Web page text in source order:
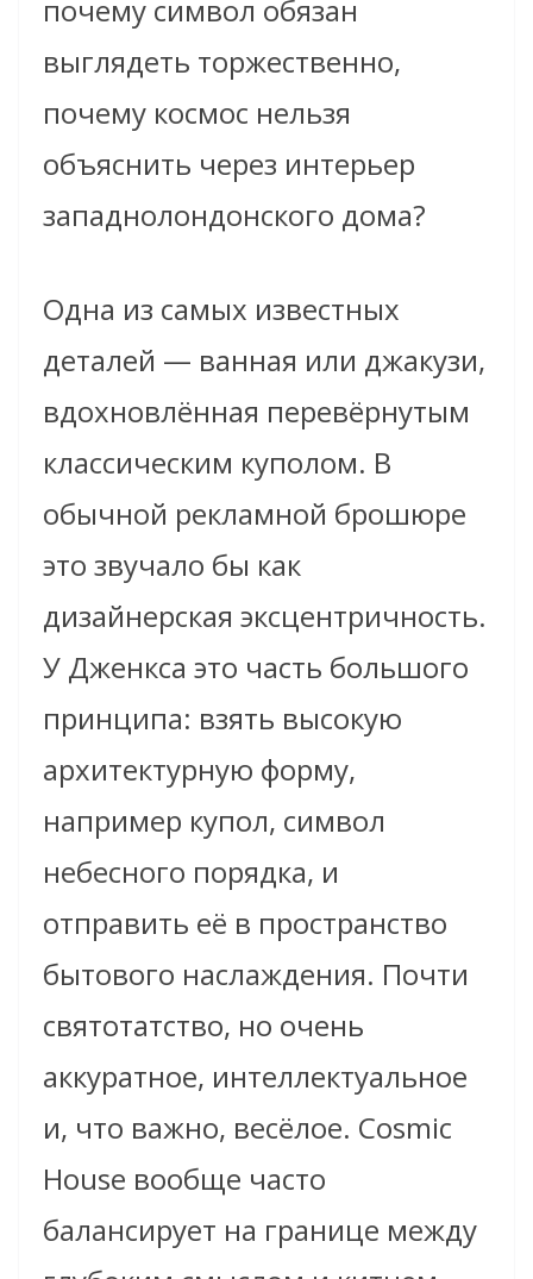
почему символ обязан
выглядеть торжественно,
почему космос нельзя
объяснить через интерьер
западнолондонского дома?
Одна из самых известных
деталей — ванная или джакузи,
вдохновлённая перевёрнутым
классическим куполом. В
обычной рекламной брошюре
это звучало бы как
дизайнерская эксцентричность.
У Дженкса это часть большого
принципа: взять высокую
архитектурную форму,
например купол, символ
небесного порядка, и
отправить её в пространство
бытового наслаждения. Почти
святотатство, но очень
аккуратное, интеллектуальное
и, что важно, весёлое. Cosmic
House вообще часто
балансирует на границе между